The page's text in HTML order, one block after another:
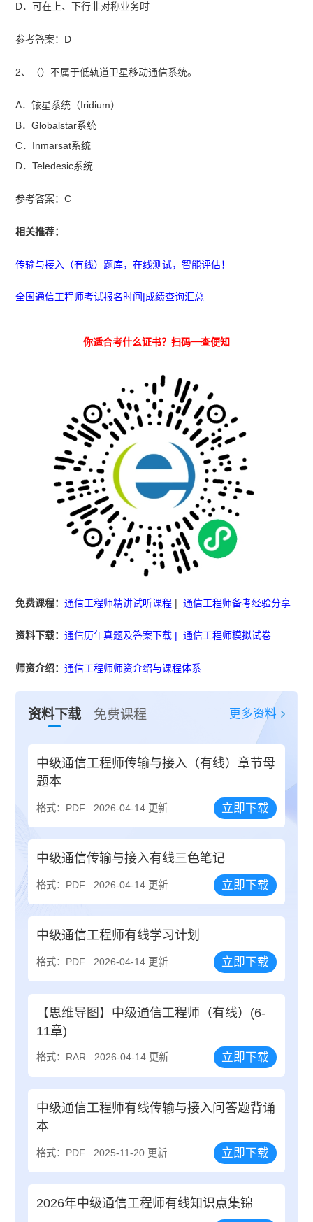
D．可在上、下行非对称业务时
参考答案：D
2、（）不属于低轨道卫星移动通信系统。
A．铱星系统（Iridium）
B．Globalstar系统
C．Inmarsat系统
D．Teledesic系统
参考答案：C
相关推荐：
传输与接入（有线）题库，在线测试，智能评估！
全国通信工程师考试报名时间|成绩查询汇总
你适合考什么证书？扫码一查便知
免费课程：通信工程师精讲试听课程 |通信工程师备考经验分享
资料下载：通信历年真题及答案下载 |通信工程师模拟试卷
师资介绍：通信工程师师资介绍与课程体系
资料下载 免费课程 更多资料
中级通信工程师传输与接入（有线）章节母
题本
格式：PDF 2026-04-14 更新 立即下载
中级通信传输与接入有线三色笔记
格式：PDF 2026-04-14 更新 立即下载
中级通信工程师有线学习计划
格式：PDF 2026-04-14 更新 立即下载
【思维导图】中级通信工程师（有线）(6-
11章)
格式：RAR 2026-04-14 更新 立即下载
中级通信工程师有线传输与接入问答题背诵
本
格式：PDF 2025-11-20 更新 立即下载
2026年中级通信工程师有线知识点集锦